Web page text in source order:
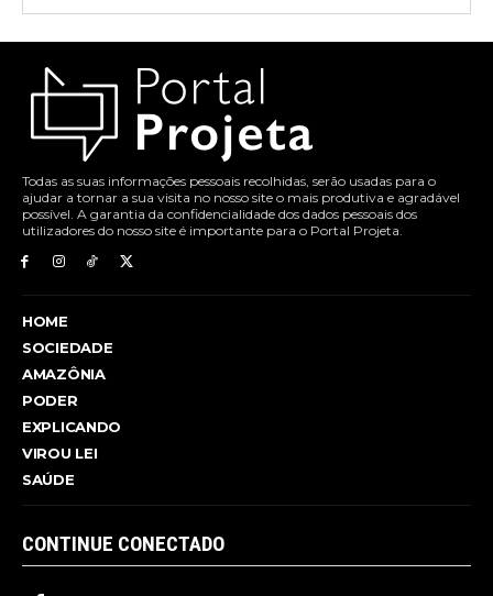
Todas as suas informações pessoais recolhidas, serão usadas para o
ajudar a tornar a sua visita no nosso site o mais produtiva e agradável
possível. A garantia da confidencialidade dos dados pessoais dos
utilizadores do nosso site é importante para o Portal Projeta.
HOME
SOCIEDADE
AMAZÔNIA
PODER
EXPLICANDO
VIROU LEI
SAÚDE
CONTINUE CONECTADO